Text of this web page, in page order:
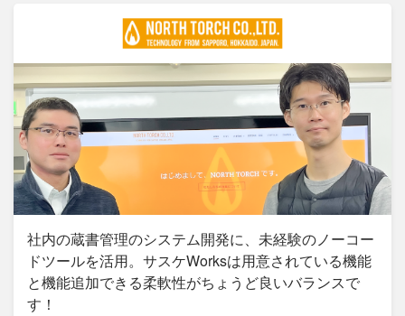
社内の蔵書管理のシステム開発に、未経験のノーコー
ドツールを活用。サスケWorksは用意されている機能
と機能追加できる柔軟性がちょうど良いバランスで
す！